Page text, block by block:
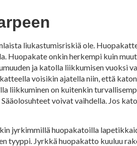
liukastumisriskiä ole.
onkin herkempi kuin
ja katolla liikkumisen vuoksi
voisikin ajatella niin, että
liikkuminen on kuitenkin
voivat vaihdella. Jos
jyrkimmillä huopakatoilla
tyyppi. Jyrkkä huopakatto kuuluu